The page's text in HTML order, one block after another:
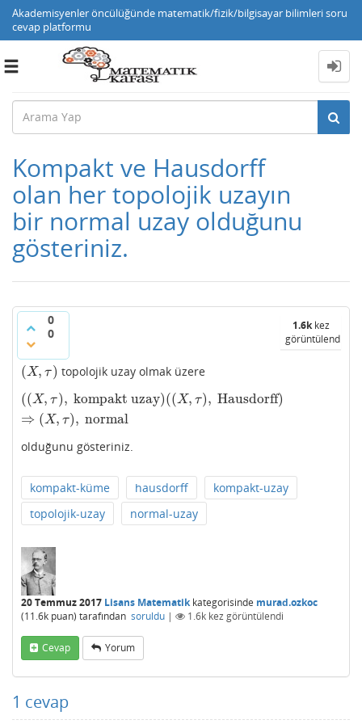
Akademisyenler öncülüğünde matematik/fizik/bilgisayar bilimleri soru
cevap platformu
Toggle
Kompakt ve Hausdorff
olan her topolojik uzayın
bir normal uzay olduğunu
gösteriniz.
0
0
1.6kkez
görüntülendi
(X, τ)
(X,τ) topolojik uzay olmak üzere
((X, τ), kompakt uzay)((X, τ), Hausdorff)
⇒ (X, τ), normal
( (X,τ kompakt uzay)((X,τ),Hausdorff)⇒(X,τ),normal
olduğunu gösteriniz.
kompakt-küme hausdorff
kompakt-uzay
topolojik-uzay
normal-uzay
20 Temmuz 2017 Lisans Matematikkategorisinde murad.ozkoc
(11.6k puan) tarafından soruldu | 1.6k kez görüntülendi
Cevap Yorum
1 cevap